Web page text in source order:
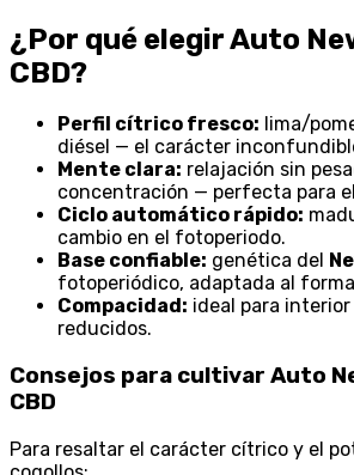
¿Por qué elegir Auto
CBD?
Perfil cítrico fresco: lima/
diésel — el carácter inconfundible
Mente clara: relajación sin
concentración — perfecta para
Ciclo automático rápido:
cambio en el fotoperiodo.
Base confiable: genética del
fotoperiódico, adaptada al
Compacidad: ideal para
reducidos.
Consejos para cultivar Auto
CBD
Para resaltar el carácter cítrico y el